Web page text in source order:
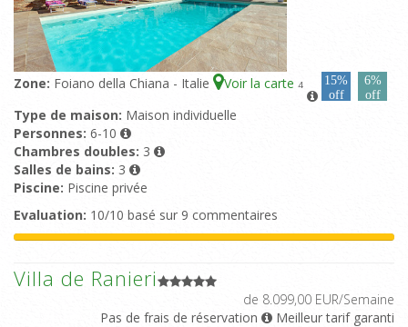
Zone: Foiano della Chiana - Italie Voir la carte 4
15%
off
6%
off
Type de maison: Maison individuelle
Personnes: 6-10
Chambres doubles: 3
Salles de bains: 3
Piscine: Piscine privée
Evaluation: 10/10 basé sur 9 commentaires
Villa de Ranieri
de 8.099,00 EUR/Semaine
Pas de frais de réservation
Meilleur tarif garanti